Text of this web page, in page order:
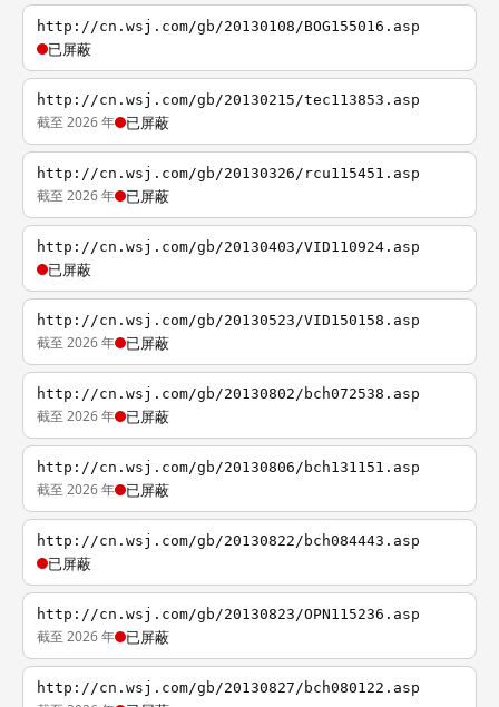
http://cn.wsj.com/gb/20130108/BOG155016.asp
已屏蔽
http://cn.wsj.com/gb/20130215/tec113853.asp
截至 2026 年 已屏蔽
http://cn.wsj.com/gb/20130326/rcu115451.asp
截至 2026 年 已屏蔽
http://cn.wsj.com/gb/20130403/VID110924.asp
已屏蔽
http://cn.wsj.com/gb/20130523/VID150158.asp
截至 2026 年 已屏蔽
http://cn.wsj.com/gb/20130802/bch072538.asp
截至 2026 年 已屏蔽
http://cn.wsj.com/gb/20130806/bch131151.asp
截至 2026 年 已屏蔽
http://cn.wsj.com/gb/20130822/bch084443.asp
已屏蔽
http://cn.wsj.com/gb/20130823/OPN115236.asp
截至 2026 年 已屏蔽
http://cn.wsj.com/gb/20130827/bch080122.asp